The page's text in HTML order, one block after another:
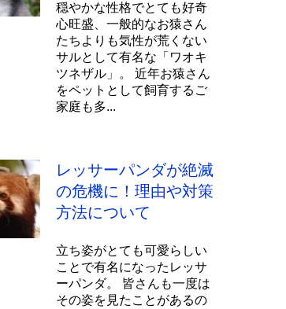
穏やかな性格でとても好奇
心旺盛、一般的なお猿さん
たちよりも気性が荒くない
サルとして有名な「ワオキ
ツネザル」。 近年お猿さん
をペットとして飼育するご
家庭も多...
レッサーパンダが絶滅
の危機に！理由や対策
方法について
立ち姿がとても可愛らしい
ことで有名になったレッサ
ーパンダ。 皆さんも一度は
その姿を見たことがあるの